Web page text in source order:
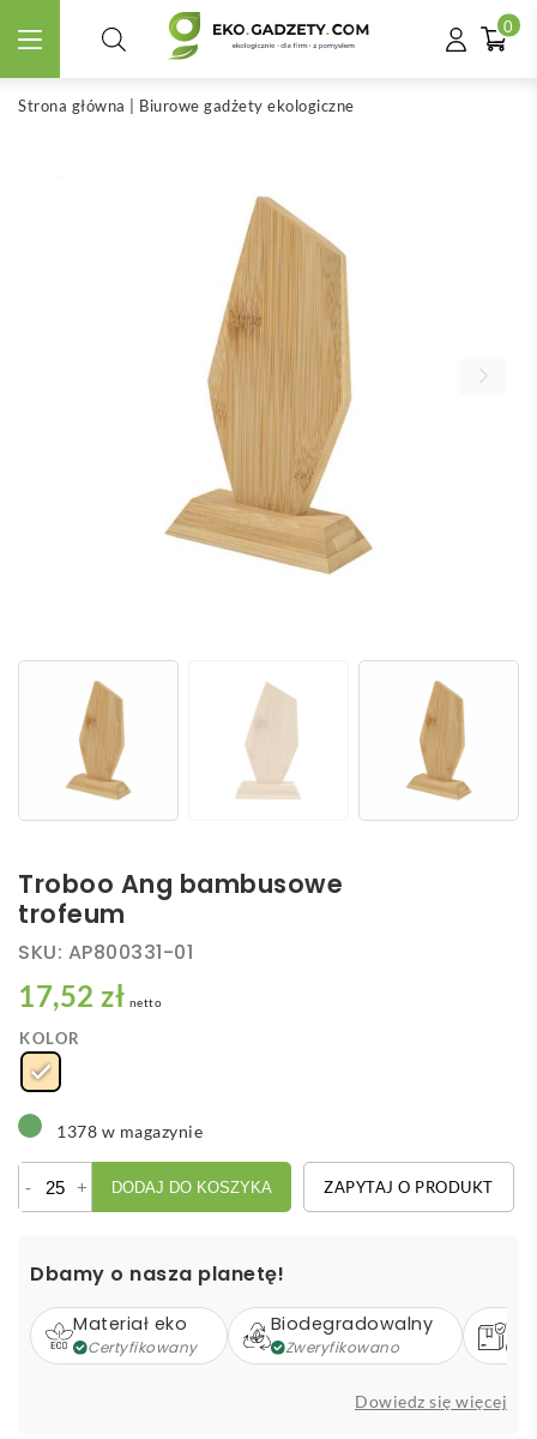
0
Strona główna Biurowe gadżety ekologiczne
Troboo Ang bambusowe
trofeum
SKU: AP800331-01
17,52 zł netto
KOLOR
1378 w magazynie
-
Troboo
trofeum
+ DODAJ DO KOSZYKA ZAPYTAJ O PRODUKT
Dbamy o nasza planetę!
Materiał eko
Certyfikowany
Biodegradowalny
Zweryfikowano
Dowiedz się więcej